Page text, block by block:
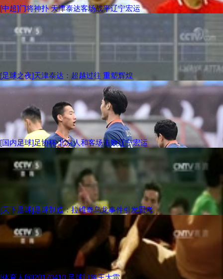
[中超]门将神扑 天津泰达客场战平辽宁宏运
[足球之夜]天津泰达：超越过往 重塑辉煌
[国内足球]足协杯 北京人和客场击败辽宁宏运
[天下足球]足球制造：拉维奇乌龙事件引发思考
[体育人间]20170410 足球门将王大雷